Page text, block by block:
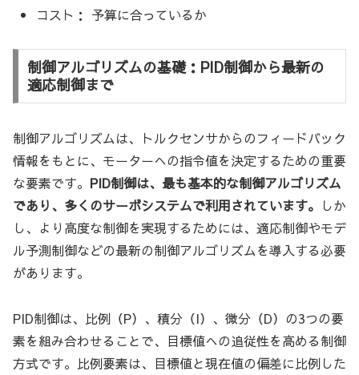
コスト： 予算に合っているか
制御アルゴリズムの基礎：PID制御から最新の
適応制御まで
制御アルゴリズムは、トルクセンサからのフィードバック
情報をもとに、モーターへの指令値を決定するための重要
な要素です。 PID制御は、最も基本的な制御アルゴリズム
であり、多くのサーボシステムで利用されています。 しか
し、より高度な制御を実現するためには、適応制御やモデ
ル予測制御などの最新の制御アルゴリズムを導入する必要
があります。
PID制御は、比例（P）、積分（I）、微分（D）の3つの要
素を組み合わせることで、目標値への追従性を高める制御
方式です。比例要素は、目標値と現在値の偏差に比例した